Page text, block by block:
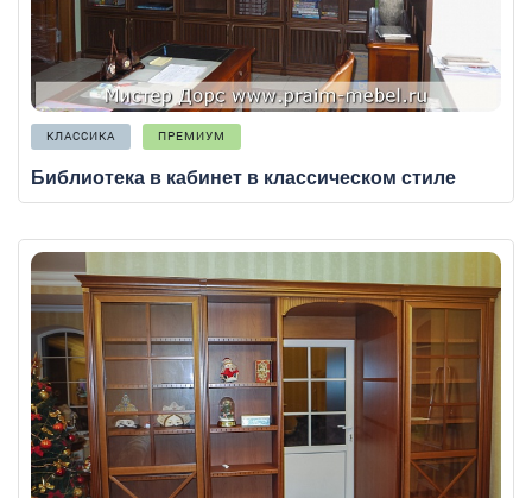
КЛАССИКА ПРЕМИУМ
Библиотека в кабинет в классическом стиле